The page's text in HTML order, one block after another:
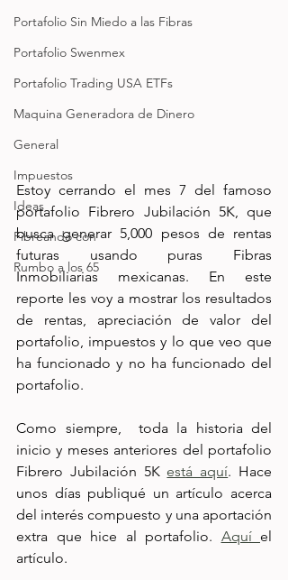
Portafolio Sin Miedo a las Fibras
Portafolio Swenmex
Portafolio Trading USA ETFs
Maquina Generadora de Dinero
General
Impuestos
Ideas
Fibreando con
Rumbo a los 65
Estoy cerrando el mes 7 del famoso
portafolio Fibrero Jubilación 5K, que
busca generar 5,000 pesos de rentas
futuras usando puras Fibras
Inmobiliarias mexicanas. En este
reporte les voy a mostrar los resultados
de rentas, apreciación de valor del
portafolio, impuestos y lo que veo que
ha funcionado y no ha funcionado del
portafolio.
Como siempre,  toda la historia del
inicio y meses anteriores del portafolio
Fibrero Jubilación 5K está aquí. Hace
unos días publiqué un artículo acerca
del interés compuesto y una aportación
extra que hice al portafolio. Aquí el
artículo.